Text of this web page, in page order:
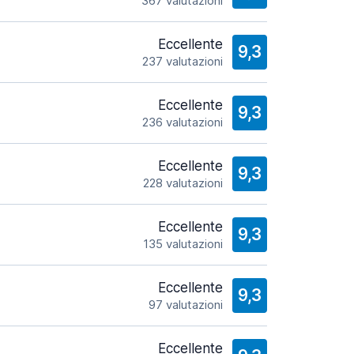
Eccellente
237 valutazioni 9,3
Eccellente
236 valutazioni 9,3
Eccellente
228 valutazioni 9,3
Eccellente
135 valutazioni 9,3
Eccellente
97 valutazioni 9,3
Eccellente